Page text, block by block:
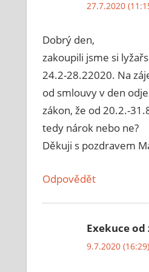
27.7.2020
Dobrý den,
zakoupili jsme si
24.2-28.22020. Na
od smlouvy v den
zákon, že od 20.2.-
tedy nárok nebo ne?
Děkuji s pozdravem
Odpovědět
Exekuce
9.7.2020 (16:29)